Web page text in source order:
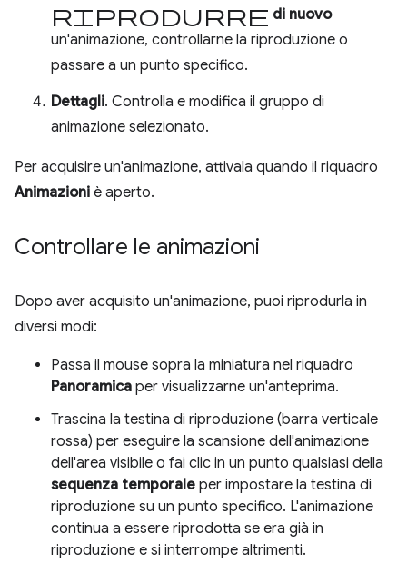
riprodurre di nuovo
un'animazione, controllarne la riproduzione o
passare a un punto specifico.
Dettagli. Controlla e modifica il gruppo di
animazione selezionato.
Per acquisire un'animazione, attivala quando il riquadro
Animazioni è aperto.
Controllare le animazioni
Dopo aver acquisito un'animazione, puoi riprodurla in
diversi modi:
Passa il mouse sopra la miniatura nel riquadro
Panoramica per visualizzarne un'anteprima.
Trascina la testina di riproduzione (barra verticale
rossa) per eseguire la scansione dell'animazione
dell'area visibile o fai clic in un punto qualsiasi della
sequenza temporale per impostare la testina di
riproduzione su un punto specifico. L'animazione
continua a essere riprodotta se era già in
riproduzione e si interrompe altrimenti.